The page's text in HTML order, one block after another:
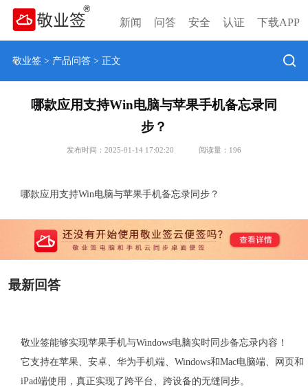
新闻 问答 安全 认证 下载APP
敬业签> 产品问答> 正文
哪款应用支持Win电脑与苹果手机备忘录同
步？
发布时间：2025-01-14 17:02:20 阅读量： 196
哪款应用支持Win电脑与苹果手机备忘录同步？
最新回答
敬业签能够实现苹果手机与Windows电脑实时同步备忘录内容！
它支持在苹果、安卓、华为手机端、 Windows和Mac电脑端、网页和
iPad端使用，真正实现了跨平台、跨设备的无缝同步。